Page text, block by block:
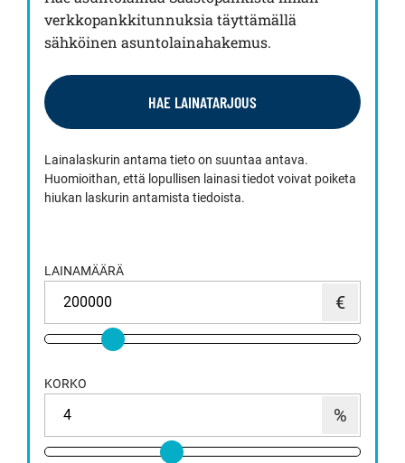
verkkopankkitunnuksia täyttämällä
sähköinen asuntolainahakemus.
HAE LAINATARJOUS
Lainalaskurin antama tieto on suuntaa antava.
Huomioithan, että lopullisen lainasi tiedot voivat poiketa
hiukan laskurin antamista tiedoista.
LAINAMÄÄRÄ
KORKO